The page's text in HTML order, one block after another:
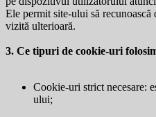
Ele permit site-ului să
vizită ulterioară.
3. Ce tipuri de cookie-uri
Cookie-uri strict necesare:
ului;